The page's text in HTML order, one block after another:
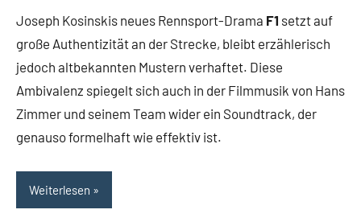
Joseph Kosinskis neues Rennsport-Drama F1 setzt auf
große Authentizität an der Strecke, bleibt erzählerisch
jedoch altbekannten Mustern verhaftet. Diese
Ambivalenz spiegelt sich auch in der Filmmusik von Hans
Zimmer und seinem Team wider ein Soundtrack, der
genauso formelhaft wie effektiv ist.
Weiterlesen